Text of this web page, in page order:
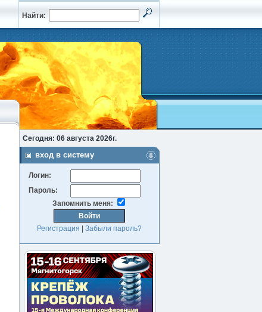
Найти:
Сегодня: 06 августа 2026г.
вход в систему
Логин:
Пароль:
Запомнить меня:
Регистрация Забыли пароль?